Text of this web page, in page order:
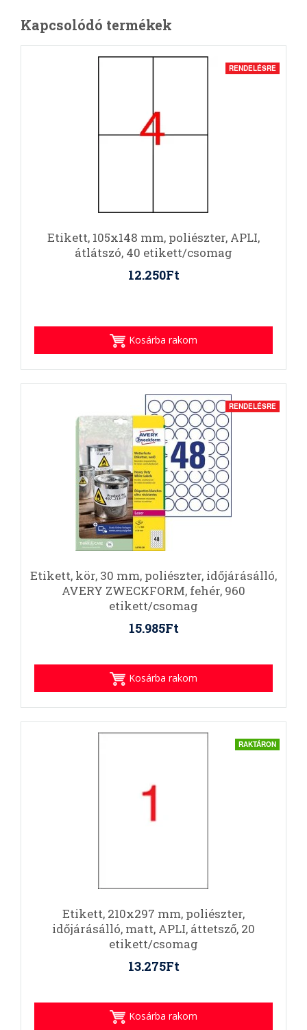
Kapcsolódó termékek
RENDELÉSRE
Etikett, 105x148 mm, poliészter, APLI,
átlátszó, 40 etikett/csomag
12.250Ft
Kosárba rakom
RENDELÉSRE
Etikett, kör, 30 mm, poliészter, időjárásálló,
AVERY ZWECKFORM, fehér, 960
etikett/csomag
15.985Ft
Kosárba rakom
RAKTÁRON
Etikett, 210x297 mm, poliészter,
időjárásálló, matt, APLI, áttetsző, 20
etikett/csomag
13.275Ft
Kosárba rakom